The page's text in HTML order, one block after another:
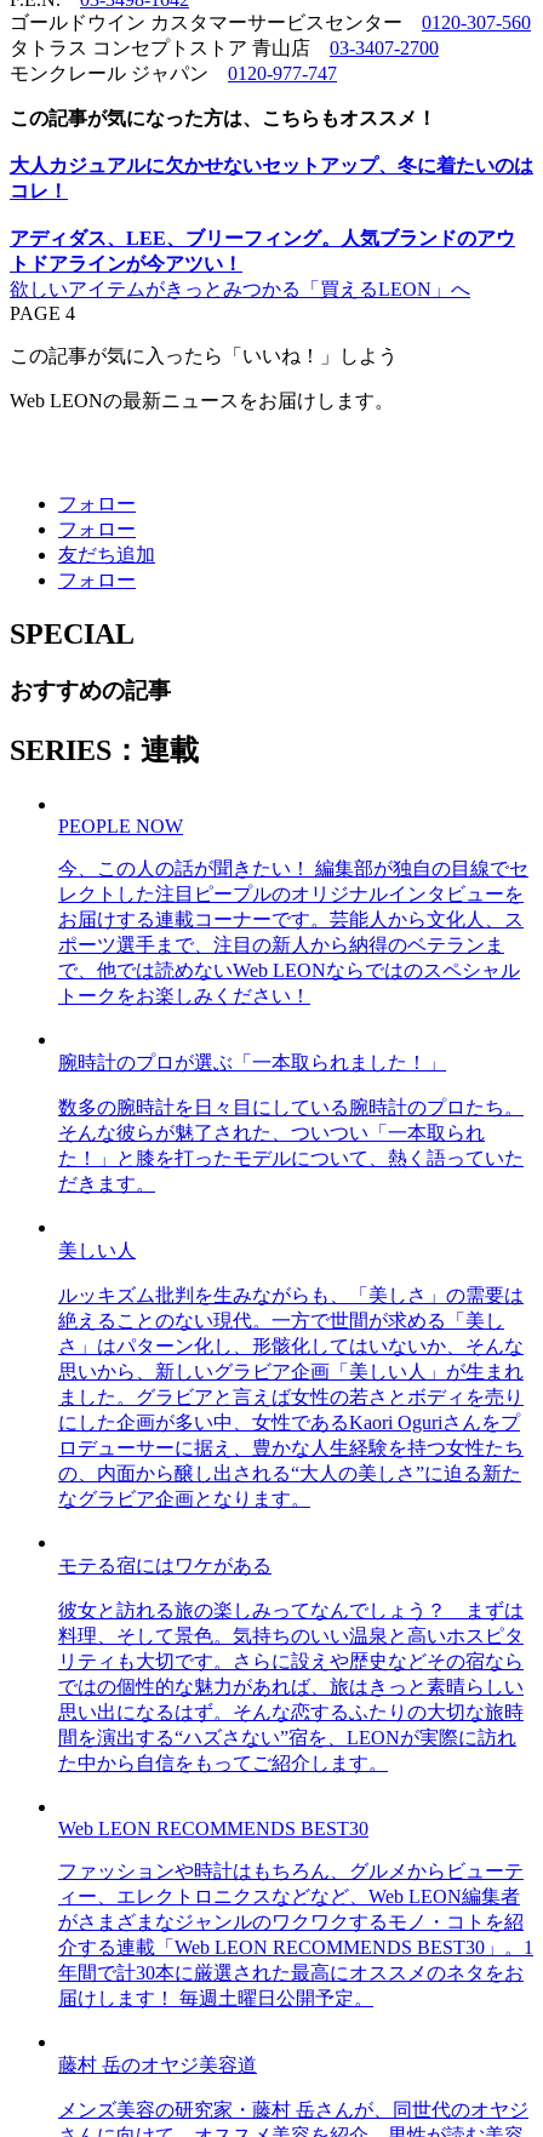
ゴールドウイン カスタマーサービスセンター 0120-307-560
タトラス コンセプトストア 青山店 03-3407-2700
モンクレール ジャパン 0120-977-747
この記事が気になった方は、こちらもオススメ！
大人カジュアルに欠かせないセットアップ、冬に着たいのは
コレ！
アディダス、LEE、ブリーフィング。人気ブランドのアウ
トドアラインが今アツい！
欲しいアイテムがきっとみつかる「買えるLEON」へ
PAGE 4
この記事が気に入ったら「いいね！」しよう
Web LEONの最新ニュースをお届けします。
フォロー
フォロー
友だち追加
フォロー
SPECIAL
おすすめの記事
SERIES：連載
PEOPLE NOW
今、この人の話が聞きたい！ 編集部が独自の目線でセ
レクトした注目ピープルのオリジナルインタビューを
お届けする連載コーナーです。芸能人から文化人、ス
ポーツ選手まで、注目の新人から納得のベテランま
で、他では読めないWeb LEONならではのスペシャル
トークをお楽しみください！
腕時計のプロが選ぶ「一本取られました！」
数多の腕時計を日々目にしている腕時計のプロたち。
そんな彼らが魅了された、ついつい「一本取られ
た！」と膝を打ったモデルについて、熱く語っていた
だきます。
美しい人
ルッキズム批判を生みながらも、「美しさ」の需要は
絶えることのない現代。一方で世間が求める「美し
さ」はパターン化し、形骸化してはいないか、そんな
思いから、新しいグラビア企画「美しい人」が生まれ
ました。グラビアと言えば女性の若さとボディを売り
にした企画が多い中、女性であるKaori Oguriさんをプ
ロデューサーに据え、豊かな人生経験を持つ女性たち
の、内面から醸し出される“大人の美しさ”に迫る新た
なグラビア企画となります。
モテる宿にはワケがある
彼女と訪れる旅の楽しみってなんでしょう？ まずは
料理、そして景色。気持ちのいい温泉と高いホスピタ
リティも大切です。さらに設えや歴史などその宿なら
ではの個性的な魅力があれば、旅はきっと素晴らしい
思い出になるはず。そんな恋するふたりの大切な旅時
間を演出する“ハズさない”宿を、LEONが実際に訪れ
た中から自信をもってご紹介します。
Web LEON RECOMMENDS BEST30
ファッションや時計はもちろん、グルメからビューテ
ィー、エレクトロニクスなどなど、Web LEON編集者
がさまざまなジャンルのワクワクするモノ・コトを紹
介する連載「Web LEON RECOMMENDS BEST30」。1
年間で計30本に厳選された最高にオススメのネタをお
届けします！ 毎週土曜日公開予定。
藤村 岳のオヤジ美容道
メンズ美容の研究家・藤村 岳さんが、同世代のオヤジ